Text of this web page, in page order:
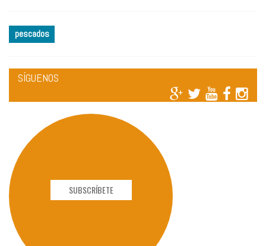
pescados
SÍGUENOS
SUBSCRÍBETE